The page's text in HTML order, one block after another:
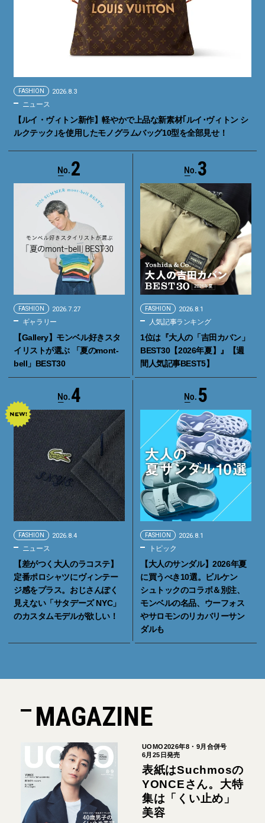
FASHION 2026.8.3
ニュース
【ルイ・ヴィトン新作】軽やかで上品な新素材｢ルイ･ヴィトン シ
ルクテック｣を使用したモノグラムバッグ10型を全部見せ！
2
FASHION 2026.7.27
ギャラリー
【Gallery】モンベル好きスタ
イリストが選ぶ 「夏のmont-
bell」BEST30
3
FASHION 2026.8.1
人気記事ランキング
1位は『大人の「吉田カバン」
BEST30【2026年夏】』【週
間人気記事BEST5】
4
FASHION 2026.8.4
ニュース
【差がつく大人のラコステ】
定番ポロシャツにヴィンテー
ジ感をプラス。おじさんぽく
見えない「サタデーズ NYC」
のカスタムモデルが欲しい！
5
FASHION 2026.8.1
トピック
【大人のサンダル】2026年夏
に買うべき10選。ビルケン
シュトックのコラボ＆別注、
モンベルの名品、ウーフォス
やサロモンのリカバリーサン
ダルも
MAGAZINE
UOMO2026年8・9月合併号
6月25日発売
表紙はSuchmosの
YONCEさん。大特
集は「くい止め」
美容